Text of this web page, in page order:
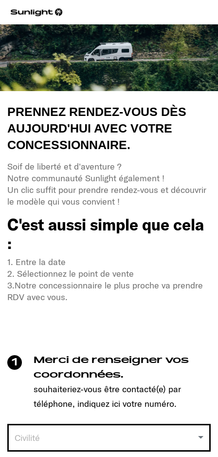
PRENNEZ RENDEZ-VOUS DÈS
AUJOURD'HUI AVEC VOTRE
CONCESSIONNAIRE.
Soif de liberté et d'aventure ?
Notre communauté Sunlight également !
Un clic suffit pour prendre rendez-vous et découvrir
le modèle qui vous convient !
C'est aussi simple que cela
:
1. Entre la date
2. Sélectionnez le point de vente
3.Notre concessionnaire le plus proche va prendre
RDV avec vous.
C'est aussi simple que cela
1. Entre la date
2. Sélectionnez le point de vente
3.Notre concessionnaire le plus proche va prendre
1
Merci de renseigner vos
coordonnées.
souhaiteriez-vous être contacté(e) par
téléphone, indiquez ici votre numéro.
Civilité